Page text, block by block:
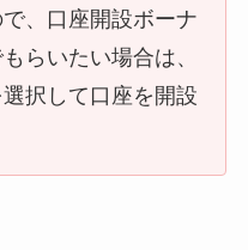
、口座開設ボーナ
らいたい場合は、
択して口座を開設